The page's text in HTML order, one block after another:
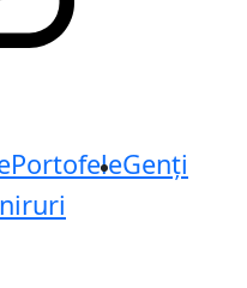
PortofeleGenți